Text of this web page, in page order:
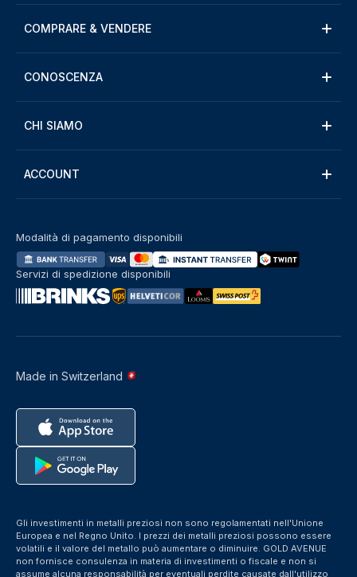
COMPRARE & VENDERE
CONOSCENZA
CHI SIAMO
ACCOUNT
Made in Switzerland
Modalità di pagamento disponibili
Servizi di spedizione disponibili
Gli investimenti in metalli preziosi non sono regolamentati nell'Unione
Europea e nel Regno Unito. I prezzi dei metalli preziosi possono essere
volatili e il valore del metallo può aumentare o diminuire. GOLD AVENUE
non fornisce consulenza in materia di investimenti o fiscale e non si
assume alcuna responsabilità per eventuali perdite causate dall'utilizzo